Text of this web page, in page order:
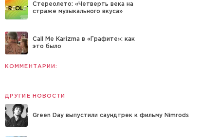
Стереолето: «Четверть века на
страже музыкального вкуса»
Call Me Karizma в «Графите»: как
это было
КОММЕНТАРИИ:
ДРУГИЕ НОВОСТИ
Green Day выпустили саундтрек к фильму Nimrods